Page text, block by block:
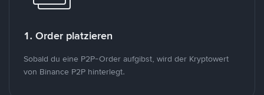
1. Order platzieren
Sobald du eine P2P-Order aufgibst, wird der Kryptowert
von Binance P2P hinterlegt.